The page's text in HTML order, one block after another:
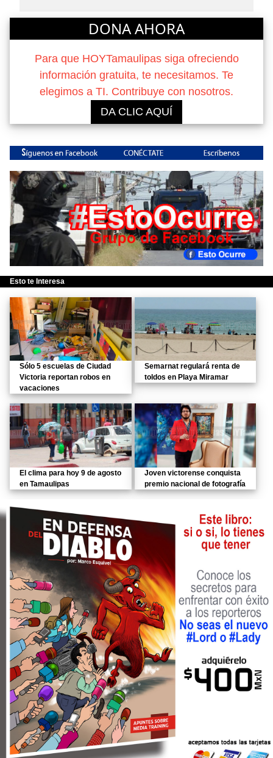
DONA AHORA
Para que HOYTamaulipas siga ofreciendo
información gratuita, te necesitamos. Te
elegimos a TI. Contribuye con nosotros.
DA CLIC AQUÍ
Esto te Interesa
Sólo 5 escuelas de Ciudad
Victoria reportan robos en
vacaciones
Semarnat regulará renta de
toldos en Playa Miramar
El clima para hoy 9 de agosto
en Tamaulipas
Joven victorense conquista
premio nacional de fotografía